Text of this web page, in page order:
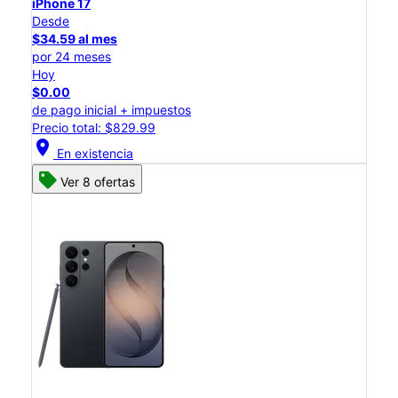
iPhone 17
Desde
$34.59 al mes
por 24 meses
Hoy
$0.00
de pago inicial + impuestos
Precio total: $829.99
location_on En existencia
Ver 8 ofertas